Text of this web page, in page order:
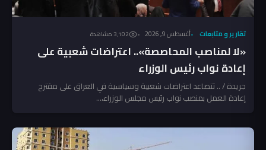
تقارير و متابعات أغسطس 9, 2026 3٬102 مشاهدة
«لا لمناصب المحاصصة».. اعتراضات شعبية على
إعادة نواب رئيس الوزراء
جريدة / .. تتصاعد اعتراضات شعبية وسياسية في العراق على مقترح
إعادة العمل بمنصب نواب رئيس مجلس الوزراء،...